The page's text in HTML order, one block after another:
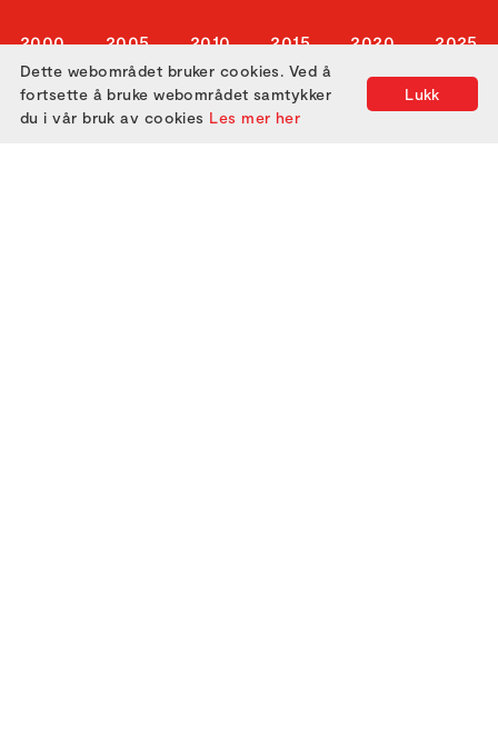
2000
2001
2002
2005
2006
2007
2010
2011
2012
2015
2016
2017
2020
2021
2022
2025
Lukk
Dette webområdet bruker cookies. Ved å
fortsette å bruke webområdet samtykker
du i vår bruk av cookies Les mer her